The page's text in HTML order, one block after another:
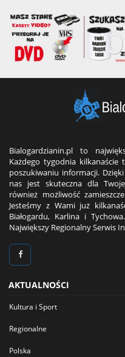
Bialogardzianin.pl to
Każdego tygodnia
poszukiwaniu informacji.
nas jest skuteczna dla
również możliwość
Jesteśmy z Wami już
Białogardu, Karlina i
Największy Regionalny Serwis
AKTUALNOŚCI
Kultura i Sport
Regionalne
Polska